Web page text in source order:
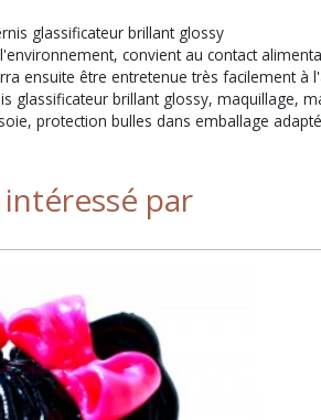
glassificateur brillant glossy
convient au contact
ensuite être entretenue très facilement à
glassificateur brillant glossy, maquillage,
protection bulles dans emballage
par